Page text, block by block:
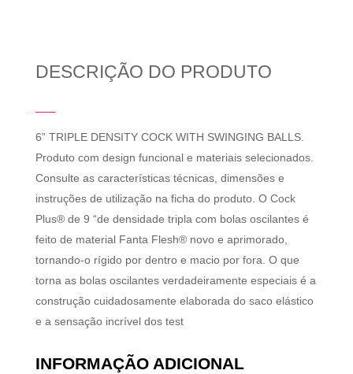
DESCRIÇÃO DO PRODUTO
6” TRIPLE DENSITY COCK WITH SWINGING BALLS.
Produto com design funcional e materiais selecionados.
Consulte as características técnicas, dimensões e
instruções de utilização na ficha do produto. O Cock
Plus® de 9 “de densidade tripla com bolas oscilantes é
feito de material Fanta Flesh® novo e aprimorado,
tornando-o rígido por dentro e macio por fora. O que
torna as bolas oscilantes verdadeiramente especiais é a
construção cuidadosamente elaborada do saco elástico
e a sensação incrível dos test
INFORMAÇÃO ADICIONAL